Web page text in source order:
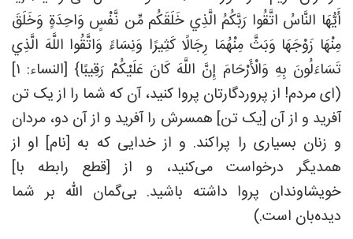
أَيُّهَا النَّاسُ اتَّقُوا رَبَّكُمُ الَّذِي خَلَقَكُم مِّن نَّفْسٍ وَاحِدَةٍ وَخَلَقَ
مِنْهَا زَوْجَهَا وَبَثَّ مِنْهُمَا رِجَالًا كَثِيرًا وَنِسَاءً وَاتَّقُوا اللَّهَ الَّذِي
تَسَاءَلُونَ بِهِ وَالْأَرْحَامَ إِنَّ اللَّهَ كَانَ عَلَيْكُمْ رَقِيبًا} [النساء: ۱]
(ای مردم! از پروردگارتان پروا کنید، آن که شما را از یک تن
آفرید و از آن [یک تن] همسرش را آفرید و از آن دو، مردان
و زنان بسیاری را پراکند. و از خدایی که به [نام] او از
همدیگر درخواست می‌کنید، و از [قطع رابطه با]
خویشاوندان پروا داشته باشید. بی‌گمان الله بر شما
دیده‌بان است.)